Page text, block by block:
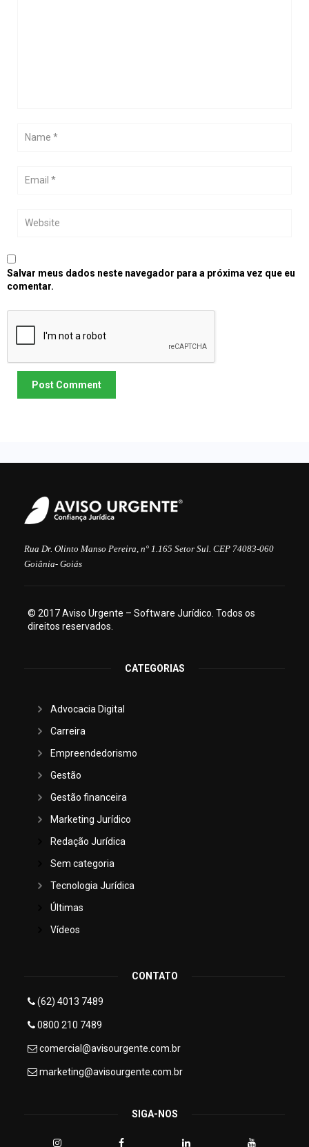
Salvar meus dados neste navegador para a próxima vez que eu
comentar.
Post Comment
Rua Dr. Olinto Manso Pereira, n° 1.165 Setor Sul. CEP 74083-060
Goiânia- Goiás
© 2017 Aviso Urgente – Software Jurídico. Todos os
direitos reservados.
CATEGORIAS
Advocacia Digital
Carreira
Empreendedorismo
Gestão
Gestão financeira
Marketing Jurídico
Redação Jurídica
Sem categoria
Tecnologia Jurídica
Últimas
Vídeos
CONTATO
(62) 4013 7489
0800 210 7489
comercial@avisourgente.com.br
marketing@avisourgente.com.br
SIGA-NOS